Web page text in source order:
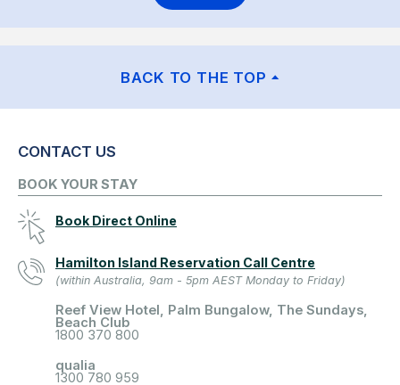
BACK TO THE TOP
CONTACT US
BOOK YOUR STAY
Book Direct Online
Hamilton Island Reservation Call Centre
(within Australia, 9am - 5pm AEST Monday to Friday)
Reef View Hotel, Palm Bungalow, The Sundays,
Beach Club
1800 370 800
qualia
1300 780 959